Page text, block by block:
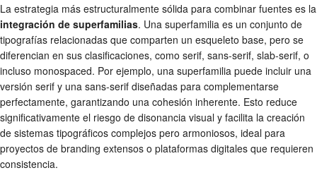
La estrategia más estructuralmente sólida para combinar fuentes es la
integración de superfamilias. Una superfamilia es un conjunto de
tipografías relacionadas que comparten un esqueleto base, pero se
diferencian en sus clasificaciones, como serif, sans-serif, slab-serif, o
incluso monospaced. Por ejemplo, una superfamilia puede incluir una
versión serif y una sans-serif diseñadas para complementarse
perfectamente, garantizando una cohesión inherente. Esto reduce
significativamente el riesgo de disonancia visual y facilita la creación
de sistemas tipográficos complejos pero armoniosos, ideal para
proyectos de branding extensos o plataformas digitales que requieren
consistencia.